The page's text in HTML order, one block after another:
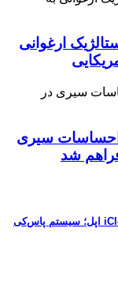
۲۰۲۷ با رنگ نوستالژیک ارغوانی
سیری
افشای نشت آدرس IP در iCloud Private Relay اپل؛ سیستم پاس‌کی